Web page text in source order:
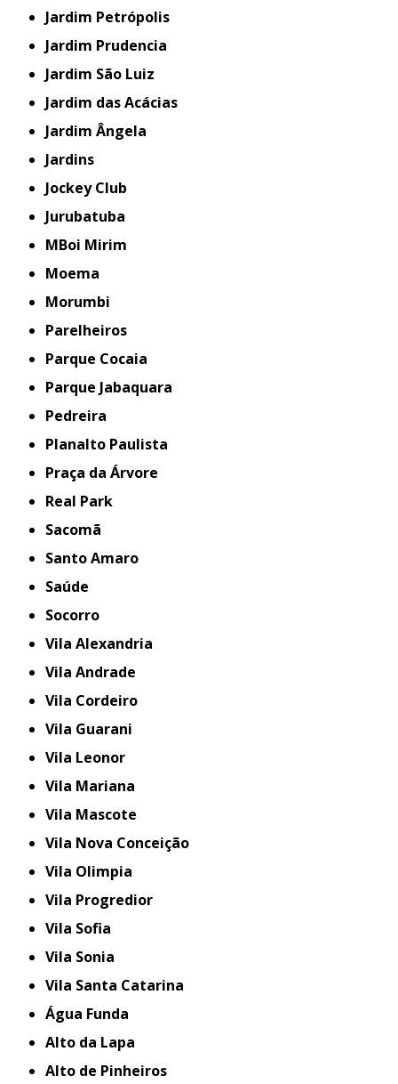
Jardim Petrópolis
Jardim Prudencia
Jardim São Luiz
Jardim das Acácias
Jardim Ângela
Jardins
Jockey Club
Jurubatuba
MBoi Mirim
Moema
Morumbi
Parelheiros
Parque Cocaia
Parque Jabaquara
Pedreira
Planalto Paulista
Praça da Árvore
Real Park
Sacomã
Santo Amaro
Saúde
Socorro
Vila Alexandria
Vila Andrade
Vila Cordeiro
Vila Guarani
Vila Leonor
Vila Mariana
Vila Mascote
Vila Nova Conceição
Vila Olimpia
Vila Progredior
Vila Sofia
Vila Sonia
Vila Santa Catarina
Água Funda
Alto da Lapa
Alto de Pinheiros